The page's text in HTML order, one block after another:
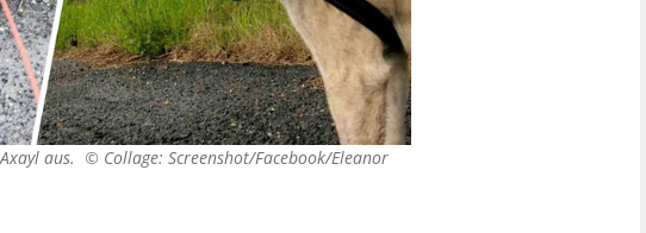
Axayl aus. © Collage: Screenshot/Facebook/Eleanor